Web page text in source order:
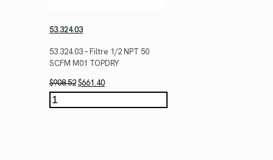
53.324.03
53.324.03 – Filtre 1/2 NPT 50
SCFM M01 TOPDRY
$908.52Le
prix
initial
$661.40Le
prix
actuel
quantité
de